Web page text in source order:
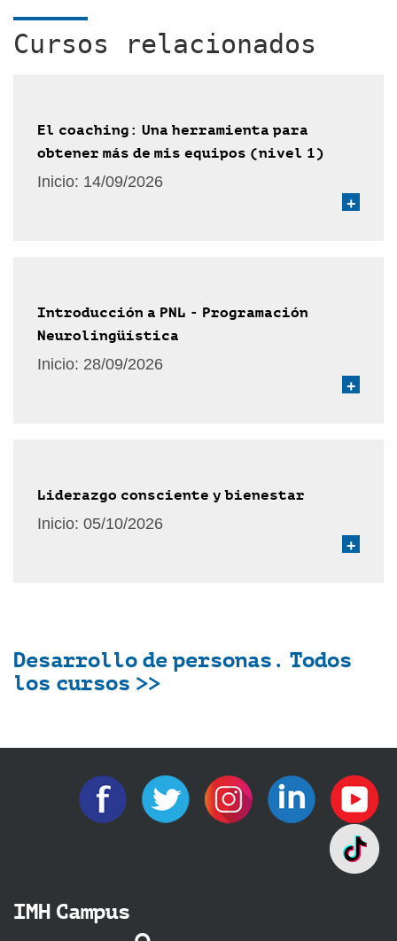
Cursos relacionados
El coaching: Una herramienta para
obtener más de mis equipos (nivel 1)
Inicio: 14/09/2026
+
Introducción a PNL - Programación
Neurolingüística
Inicio: 28/09/2026
+
Liderazgo consciente y bienestar
Inicio: 05/10/2026
+
Desarrollo de personas. Todos
los cursos >>
IMH Campus